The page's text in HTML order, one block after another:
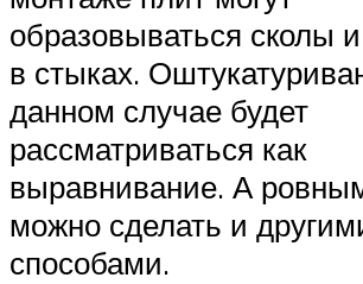
образовываться сколы
в стыках.
данном случае будет
рассматриваться как
выравнивание. А
можно сделать и
способами.